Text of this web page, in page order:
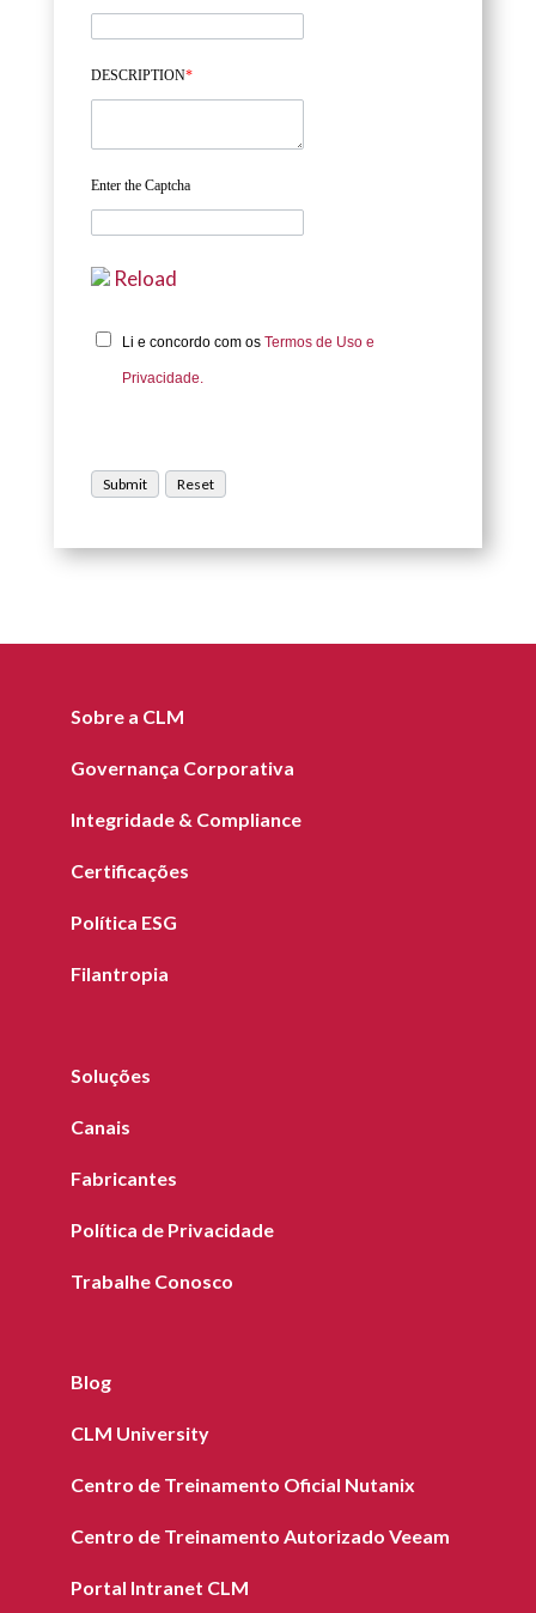
DESCRIPTION*
Enter the Captcha
Reload
Li e concordo com os Termos de Uso e
Privacidade.
Sobre a CLM
Governança Corporativa
Integridade & Compliance
Certificações
Política ESG
Filantropia
Soluções
Canais
Fabricantes
Política de Privacidade
Trabalhe Conosco
Blog
CLM University
Centro de Treinamento Oficial Nutanix
Centro de Treinamento Autorizado Veeam
Portal Intranet CLM